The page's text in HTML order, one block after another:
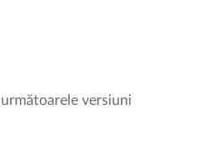
versiuni